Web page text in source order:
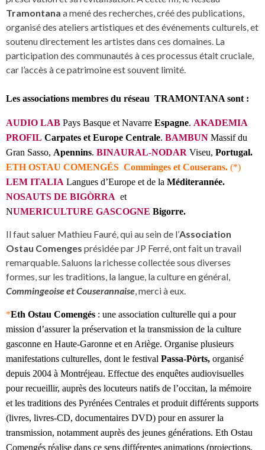
Tramontana a mené des recherches, créé des publications,
organisé des ateliers artistiques et des événements culturels, et
soutenu directement les artistes dans ces domaines. La
participation des communautés à ces processus était cruciale,
car l’accès à ce patrimoine est souvent limité.
Les associations membres du réseau TRAMONTANA sont :
AUDIO LAB Pays Basque et Navarre Espagne. AKADEMIA
PROFIL Carpates et Europe Centrale. BAMBUN Massif du
Gran Sasso, Apennins. BINAURAL-NODAR Viseu, Portugal.
ETH OSTAU COMENGÉS Comminges et Couserans. (*)
LEM ITALIA Langues d’Europe et de la Méditerannée.
NOSAUTS DE BIGÒRRA et
NUMERICULTURE GASCOGNE Bigorre.
Il faut saluer Mathieu Fauré, qui au sein de l’Association
Ostau Comenges présidée par JP Ferré, ont fait un travail
remarquable. Saluons la richesse collectée sous diverses
formes, sur les traditions, la langue, la culture en général,
Commingeoise et Couserannaise, merci à eux.
*Eth Ostau Comengés : une association culturelle qui a pour
mission d’assurer la préservation et la transmission de la culture
gasconne en Haute-Garonne et en Ariège. Organise plusieurs
manifestations culturelles, dont le festival Passa-Pòrts, organisé
depuis 2004 à Montréjeau. Effectue des enquêtes audiovisuelles
pour recueillir, auprès des locuteurs natifs de l’occitan, la mémoire
et les traditions des Pyrénées Centrales et produit différents supports
(livres, livres-CD, documentaires DVD) pour en assurer la
transmission, notamment auprès des jeunes générations. Eth Ostau
Comengés réalise dans ce sens différentes animations (projections,